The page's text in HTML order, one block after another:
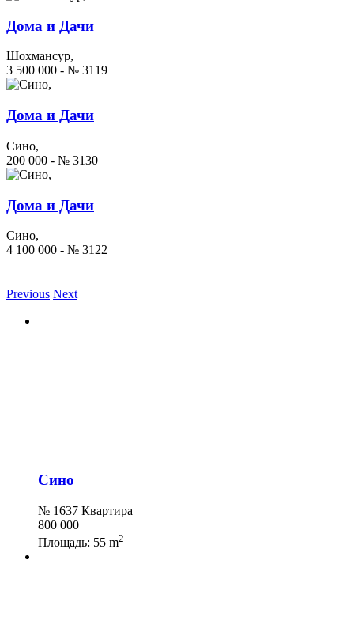
Дома и Дачи
Шохмансур,
3 500 000 - № 3119
Дома и Дачи
Сино,
200 000 - № 3130
Дома и Дачи
Сино,
4 100 000 - № 3122
Previous Next
Сино
№ 1637 Квартира
800 000
Площадь: 55 m2